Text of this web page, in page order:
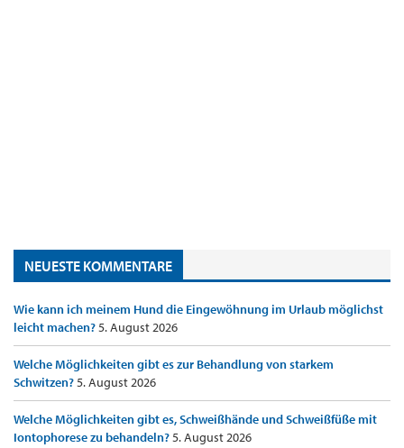
NEUESTE KOMMENTARE
Wie kann ich meinem Hund die Eingewöhnung im Urlaub möglichst
leicht machen?5. August 2026
Welche Möglichkeiten gibt es zur Behandlung von starkem
Schwitzen?5. August 2026
Welche Möglichkeiten gibt es, Schweißhände und Schweißfüße mit
Iontophorese zu behandeln?5. August 2026